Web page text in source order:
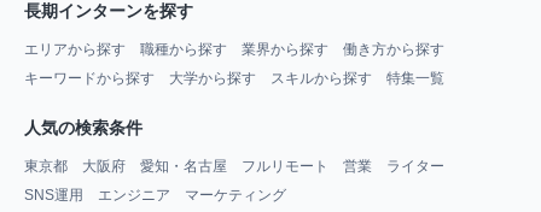
長期インターンを探す
エリアから探す 職種から探す 業界から探す
働き方から探す
キーワードから探す
大学から探す スキルから探す 特集一覧
人気の検索条件
東京都 大阪府 愛知・名古屋 フルリモート 営業
ライター
SNS運用
エンジニア マーケティング